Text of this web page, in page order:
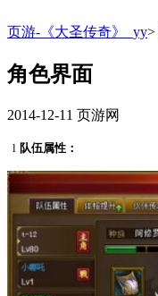
页游-《大圣传奇》_yy>
角色界面
2014-12-11 页游网
l 队伍属性：